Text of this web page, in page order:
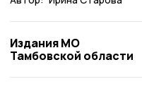
Издания МО
Тамбовской области